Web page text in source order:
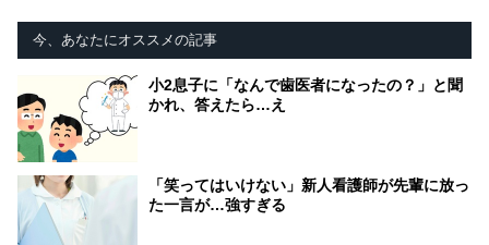
今、あなたにオススメの記事
小2息子に「なんで歯医者になったの？」と聞
かれ、答えたら…え
「笑ってはいけない」新人看護師が先輩に放っ
た一言が…強すぎる